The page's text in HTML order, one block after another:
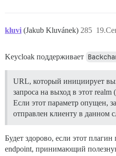
kluvi (Jakub Kluvánek) 285
Keycloak поддерживает
URL, который инициирует
запроса на выход в этот realm
Если этот параметр опущен,
отправлен клиенту в данном
Будет здорово, если этот
endpoint, принимающий